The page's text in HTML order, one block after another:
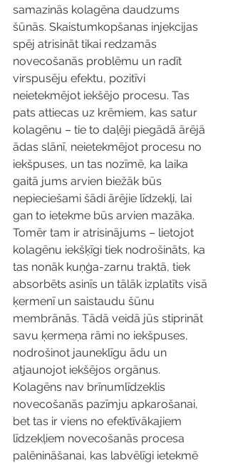
samazinās kolagēna daudzums
šūnās. Skaistumkopšanas injekcijas
spēj atrisināt tikai redzamās
novecošanās problēmu un radīt
virspusēju efektu, pozitīvi
neietekmējot iekšējo procesu. Tas
pats attiecas uz krēmiem, kas satur
kolagēnu – tie to daļēji piegādā ārējā
ādas slānī, neietekmējot procesu no
iekšpuses, un tas nozīmē, ka laika
gaitā jums arvien biežāk būs
nepieciešami šādi ārējie līdzekļi, lai
gan to ietekme būs arvien mazāka.
Tomēr tam ir atrisinājums – lietojot
kolagēnu iekšķīgi tiek nodrošināts, ka
tas nonāk kuņģa-zarnu traktā, tiek
absorbēts asinīs un tālāk izplatīts visā
ķermenī un saistaudu šūnu
membrānās. Tādā veidā jūs stiprināt
savu ķermeņa rāmi no iekšpuses,
nodrošinot jauneklīgu ādu un
atjaunojot iekšējos orgānus.
Kolagēns nav brīnumlīdzeklis
novecošanās pazīmju apkarošanai,
bet tas ir viens no efektīvākajiem
līdzekļiem novecošanās procesa
palēnināšanai, kas labvēlīgi ietekmē